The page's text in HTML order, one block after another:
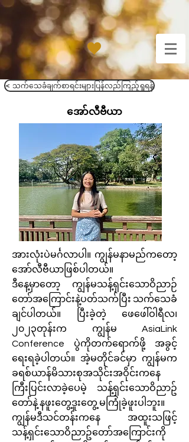
< သက်သေခံချက်စာရင်းများပြန်လည်ကြည့်ရှုရန်
အော်လီဗီယာ
အားလုံးပဲမင်္ဂလာပါ။ ကျွန်မနာမည်ကတော့
အော်လီဗီယာဖြစ်ပါတယ်။
ဒီနေ့မှာတော့ ကျွန်မသန့်ရှင်းသောဝိညာဉ်
တော်အကြောင်းနဲ့ပတ်သက်ပြီး သက်သေခံ
ချင်ပါတယ်။ ပြီးခဲ့တဲ့ ဖေဖေါ်ဝါရီလ၊
၂၀၂၃တုန်းက ကျွန်မ AsiaLink
Conference ပွဲကိုတက်ရောက်ဖို့ အခွင့်
ရေးရခဲ့ပါတယ်။ အဲ့မတိုင်ခင်မှာ ကျွန်မက
ခရစ်ယာန်မိသားစုအသိုင်းအဝိုင်းကနေ
ကြီးပြင်းလာခဲ့ပေမဲ့ သန့်ရှင်းသောဝိညာဥ်
တော်နဲ့ နဖူးတွေ့ဒူးတွေ့ မကြုံခဲ့ဖူးပါဘူး။
ကျွန်မဒီသင်တန်းကနေ အထူးသဖြင့်
သန့်ရှင်းသောဝိညာဥ်တော်အကြောင်းကို